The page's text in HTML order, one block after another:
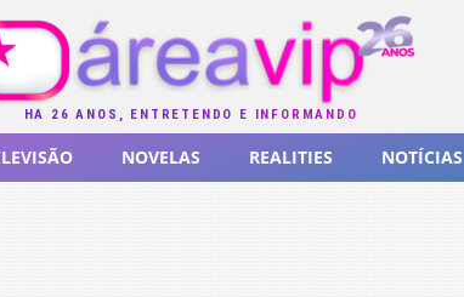
HÁ 26 ANOS, ENTRETENDO E INFORMANDO
NOVELAS REALITIES NOTÍCIAS